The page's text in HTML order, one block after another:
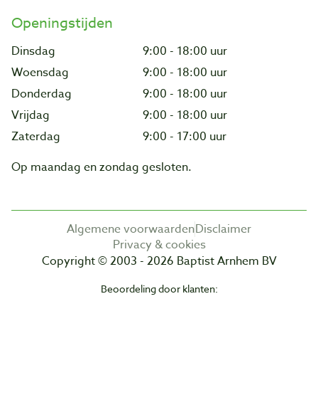
Openingstijden
Dinsdag
9:00 - 18:00 uur
Woensdag
9:00 - 18:00 uur
Donderdag
9:00 - 18:00 uur
Vrijdag
9:00 - 18:00 uur
Zaterdag
9:00 - 17:00 uur
Op maandag en zondag gesloten.
Algemene voorwaardenDisclaimer
Privacy & cookies
Copyright © 2003 - 2026 Baptist Arnhem BV
Beoordeling door klanten: